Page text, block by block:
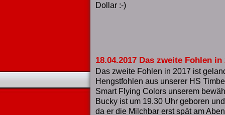
Dollar :-)
18.04.2017 Das zweite Fohlen in
Das zweite Fohlen in 2017 ist
Hengstfohlen aus unserer HS
Smart Flying Colors unserem
Bucky ist um 19.30 Uhr geboren
da er die Milchbar erst spät am